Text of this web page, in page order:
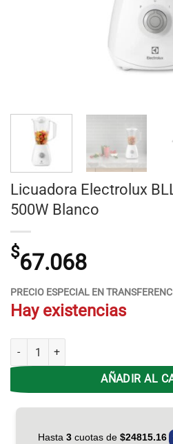
Licuadora Electrolux
500W Blanco
$67.068
PRECIO ESPECIAL EN
Hay existencias
Licuadora Electrolux BLL-15 2 L
AÑADIR AL